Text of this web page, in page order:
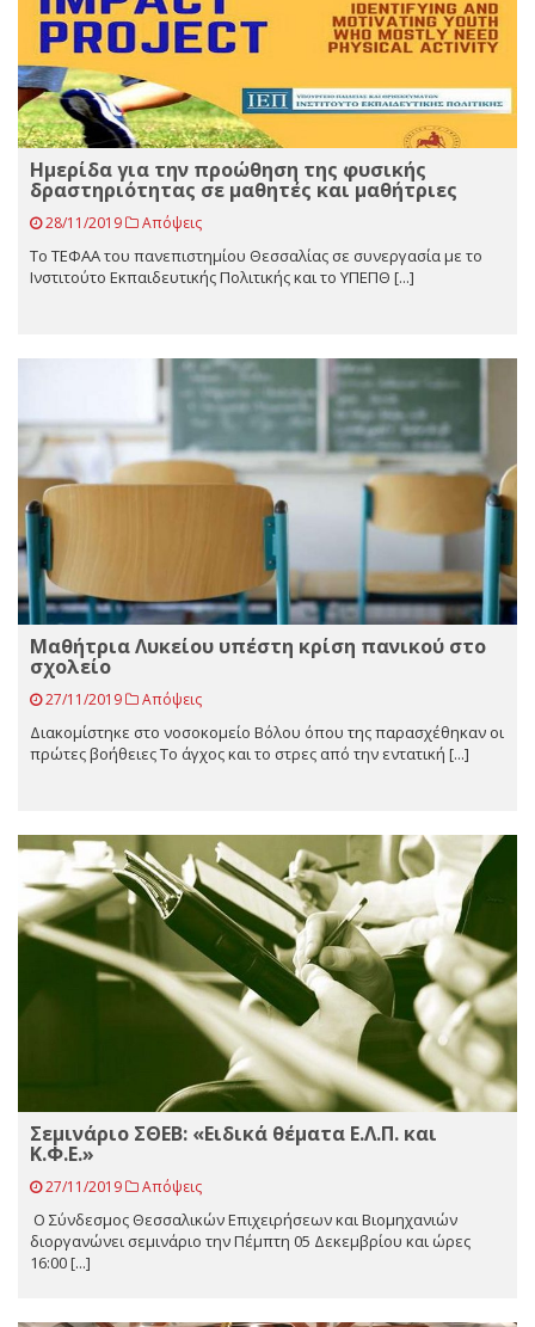
Ημερίδα για την προώθηση της φυσικής
δραστηριότητας σε μαθητές και μαθήτριες
28/11/2019 Απόψεις
Το ΤΕΦΑΑ του πανεπιστημίου Θεσσαλίας σε συνεργασία με το
Ινστιτούτο Εκπαιδευτικής Πολιτικής και το ΥΠΕΠΘ [...]
Μαθήτρια Λυκείου υπέστη κρίση πανικού στο
σχολείο
27/11/2019 Απόψεις
Διακομίστηκε στο νοσοκομείο Βόλου όπου της παρασχέθηκαν οι
πρώτες βοήθειες Το άγχος και το στρες από την εντατική [...]
Σεμινάριο ΣΘΕΒ: «Ειδικά θέματα Ε.Λ.Π. και
Κ.Φ.Ε.»
27/11/2019 Απόψεις
Ο Σύνδεσμος Θεσσαλικών Επιχειρήσεων και Βιομηχανιών
διοργανώνει σεμινάριο την Πέμπτη 05 Δεκεμβρίου και ώρες
16:00 [...]